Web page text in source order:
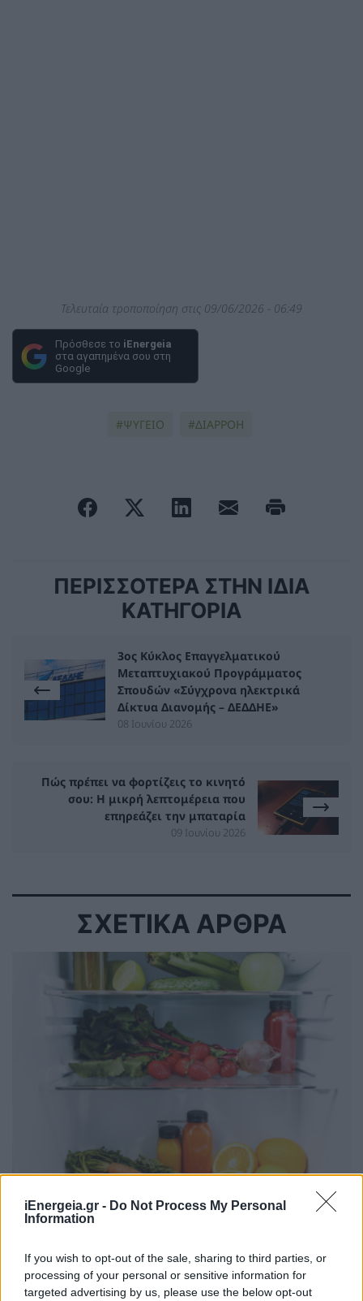
iEnergeia.gr - Do Not Process My Personal
Information
If you wish to opt-out of the sale, sharing to third parties, or
processing of your personal or sensitive information for
targeted advertising by us, please use the below opt-out
Τελευταία τροποποίηση στις 09/06/2026 - 06:49
Πρόσθεσε το iEnergeia
στα αγαπημένα σου στη
Google
ΨΥΓΕΙΟ ΔΙΑΡΡΟΗ
ΠΕΡΙΣΣΟΤΕΡΑ ΣΤΗΝ ΙΔΙΑ
ΚΑΤΗΓΟΡΙΑ
3ος Κύκλος Επαγγελματικού
Μεταπτυχιακού Προγράμματος
Σπουδών «Σύγχρονα ηλεκτρικά
Δίκτυα Διανομής – ΔΕΔΔΗΕ»
08 Ιουνίου 2026
Πώς πρέπει να φορτίζεις το κινητό
σου: Η μικρή λεπτομέρεια που
επηρεάζει την μπαταρία
09 Ιουνίου 2026
ΣΧΕΤΙΚΑ ΑΡΘΡΑ
Επισκευή ή αγορά νέου ψυγείου: Τι συμφέρει
20/07/2026 - 06:47